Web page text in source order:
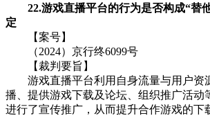
22.游戏直播平台的行为是否构成“替
定
【案号】
（2024）京行终6099号
【裁判要旨】
游戏直播平台利用自身流量与用户资
播、提供游戏下载及论坛、组织推广活动
进行了宣传推广，从而提升合作游戏的下